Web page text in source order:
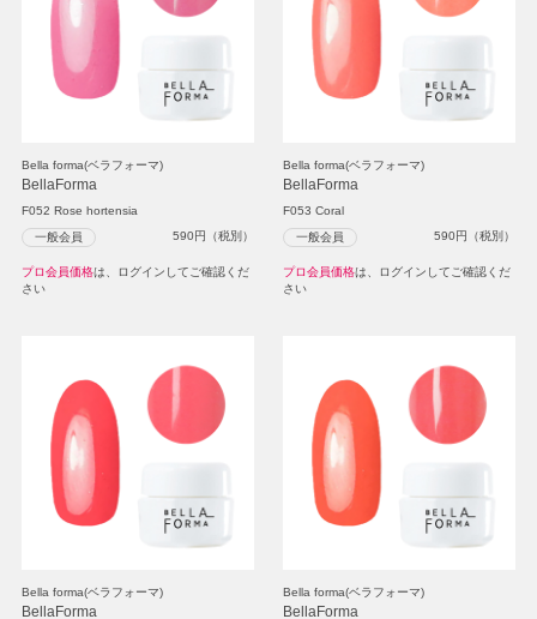
Bella forma(ベラフォーマ)
BellaForma
F052 Rose hortensia
一般会員 590円（税別）
プロ会員価格は、ログインしてご確認くだ
さい
Bella forma(ベラフォーマ)
BellaForma
F053 Coral
一般会員 590円（税別）
プロ会員価格は、ログインしてご確認くだ
さい
Bella forma(ベラフォーマ)
BellaForma
Bella forma(ベラフォーマ)
BellaForma